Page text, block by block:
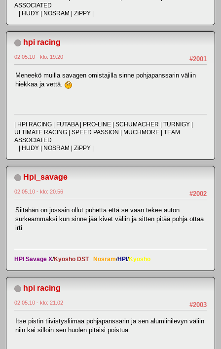
ASSOCIATED
| HUDY | NOSRAM | ZiPPY |
hpi racing
#2001
02.05.10 - klo: 19.20
Meneekö muilla savagen omistajilla sinne pohjapanssarin väliin
hiekkaa ja vettä.
| HPI RACING | FUTABA | PRO-LINE | SCHUMACHER | TURNIGY |
ULTIMATE RACING | SPEED PASSION | MUCHMORE | TEAM
ASSOCIATED
| HUDY | NOSRAM | ZiPPY |
Hpi_savage
#2002
02.05.10 - klo: 20.56
Siitähän on jossain ollut puhetta että se vaan tekee auton
surkeammaksi kun sinne jää kivet väliin ja sitten pitää pohja ottaa
irti
HPI Savage X/Kyosho DST Nosram/HPI /Kyosho
hpi racing
#2003
02.05.10 - klo: 21.02
Itse pistin tiivistysliimaa pohjapanssarin ja sen alumiinilevyn väliin
niin kai silloin sen huolen pitäisi poistua.